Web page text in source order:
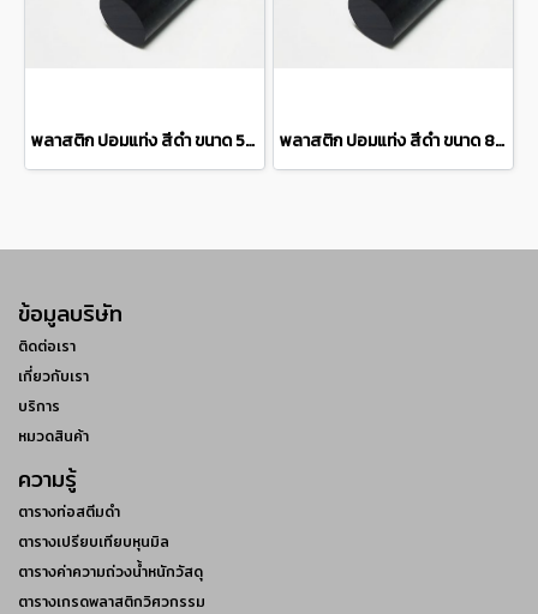
พลาสติก ปอมแท่ง สีดำ ขนาด 50 มิล Pom plastic round bar แบ่งขายความยาว 10 เซนติเมตร พลาสติก ปอมแท่ง สีดำ ขนาด 80 มิล Pom plastic round bar แบ่งขายความยาว 10 เซนติเมตร
ข้อมูลบริษัท
ติดต่อเรา
เกี่ยวกับเรา
บริการ
หมวดสินค้า
ความรู้
ตารางท่อสตีมดำ
ตารางเปรียบเทียบหุนมิล
ตารางค่าความถ่วงน้ำหนักวัสดุ
ตารางเกรดพลาสติกวิศวกรรม